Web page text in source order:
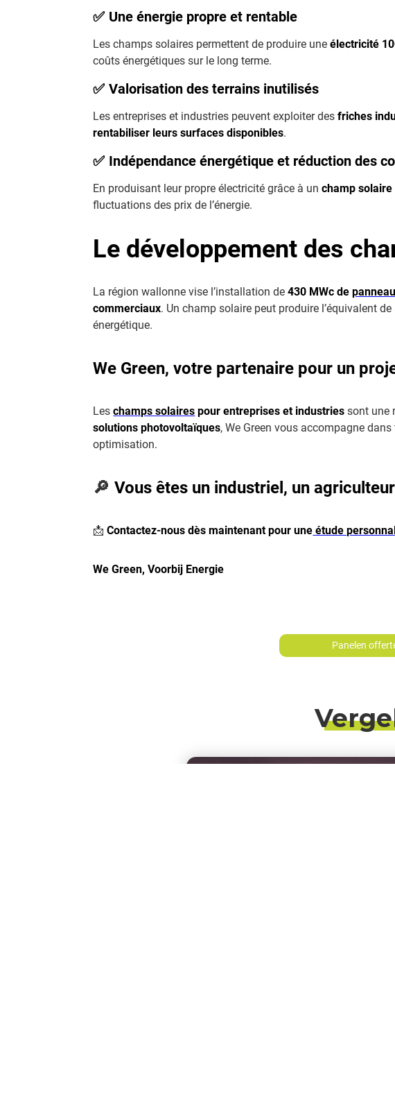
✅ Une énergie propre et rentable
Les champs solaires permettent de produire uneélectricité
coûts énergétiques sur le long terme.
✅Valorisation des terrains inutilisés
Les entreprises et industries peuvent exploiter desfriches
rentabiliser leurs surfaces disponibles.
✅ Indépendance énergétique et réduction des
En produisant leur propre électricité grâce à unchamp solaire
fluctuations des prix de l’énergie.
Le développement des
La région wallonne vise l’installation de430 MWc de
commerciaux. Un champ solaire peut produire l’équivalent de
énergétique.
We Green, votre partenaire pour un
Leschamps solaires pour entreprises et industries sont une
solutions photovoltaïques, We Green vous accompagne
optimisation.
🔎Vous êtes un industriel, un
📩Contactez-nous dès maintenant pour une étude
We Green, Voorbij Energie
Panelen